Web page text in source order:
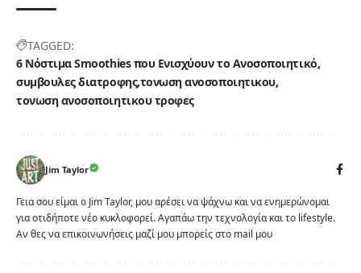
TAGGED:
6 Νόστιμα Smoothies που Ενισχύουν το Ανοσοποιητικό
συμβουλες διατροφης τονωση ανοσοποιητικου
τονωση ανοσοποιητικου τροφες
Jim Taylor
Γεια σου είμαι ο Jim Taylor, μου αρέσει να ψάχνω και να ενημερώνομαι
για οτιδήποτε νέο κυκλοφορεί. Αγαπάω την τεχνολογία και το lifestyle.
Αν θες να επικοινωνήσεις μαζί μου μπορείς στο mail μου